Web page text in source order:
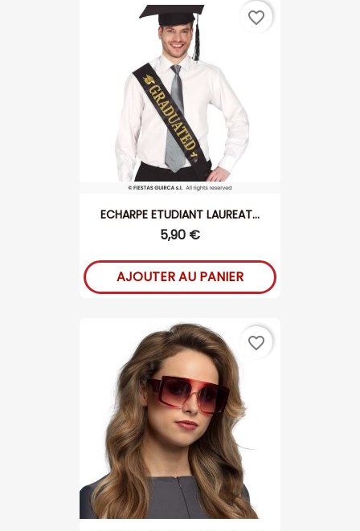
ECHARPE ETUDIANT LAUREAT...
5,90 €
AJOUTER AU PANIER
favorite_border
favorite_border